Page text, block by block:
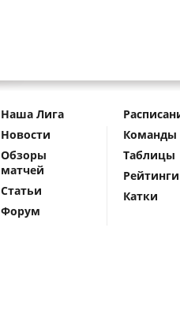
Наша Лига
Новости
Обзоры
матчей
Статьи
Форум
Команды
Таблицы
Рейтинги
Катки